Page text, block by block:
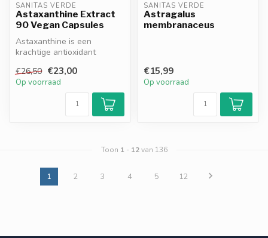
SANITAS VERDE
Astaxanthine Extract
90 Vegan Capsules
Astaxanthine is een
krachtige antioxidant
microalgen. Bescher...
€26,50 €23,00
Op voorraad
SANITAS VERDE
Astragalus
membranaceus
€15,99
Op voorraad
Toon 1- 12van 136
1 2 3 4 5 12